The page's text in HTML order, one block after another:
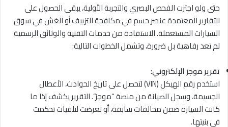
حتى ولو اجتزت الفحص البصري والتجربة الأولية، يبقى الحصول على
التقارير المعتمدة عنصر حسم في مكافحة التزييف أو الغش في سوق
السيارات المستعملة. الاستفادة من خدمات التقنية والوثائق الرسمية
لم تعد رفاهية بل ضرورة، وتشمل الخطوات التالية:
تقرير موجز الإلكتروني:
استخدم رقم الهيكل (VIN) لتحصل على تاريخ الحوادث، الأعطال
الجسيمة، وسجل الصيانة من منصة “موجز”. التقرير يكشف إذا ما
كانت السيارة ضمن مخالفات سابقة، أو تعرضت لتلفيات تحكمت
في بنيتها.